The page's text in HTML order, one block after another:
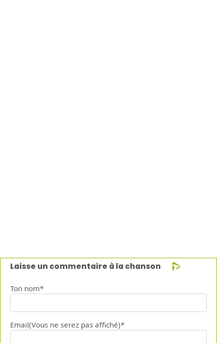
Laisse un commentaire à la chanson
Ton nom*
Email(Vous ne serez pas affiché)*